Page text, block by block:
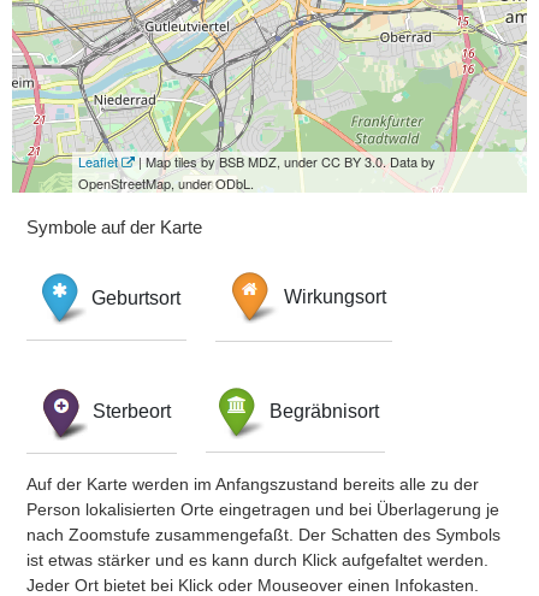
Leaflet
| Map tiles by BSB MDZ, under CC BY 3.0. Data by
OpenStreetMap, under ODbL.
Symbole auf der Karte
Geburtsort Wirkungsort
Sterbeort Begräbnisort
Auf der Karte werden im Anfangszustand bereits alle zu der
Person lokalisierten Orte eingetragen und bei Überlagerung je
nach Zoomstufe zusammengefaßt. Der Schatten des Symbols
ist etwas stärker und es kann durch Klick aufgefaltet werden.
Jeder Ort bietet bei Klick oder Mouseover einen Infokasten.